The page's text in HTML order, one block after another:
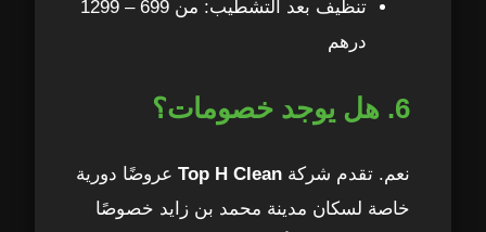
تنظيف بعد التشطيب: من 699 – 1299
درهم
6. هل يوجد خصومات؟
نعم. تقدم شركة Top H Clean عروضًا دورية
خاصة لسكان مدينة محمد بن زايد خصوصًا